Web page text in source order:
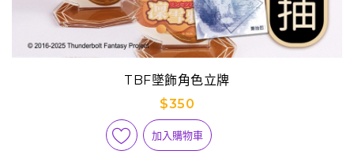
TBF墜飾角色立牌
$350
加入購物車